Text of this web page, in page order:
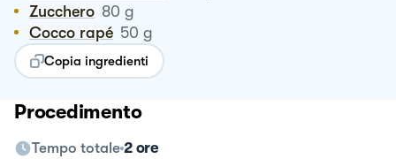
Zucchero 80 g
Cocco rapé 50 g
Copia ingredienti
Procedimento
Tempo totale 2 ore